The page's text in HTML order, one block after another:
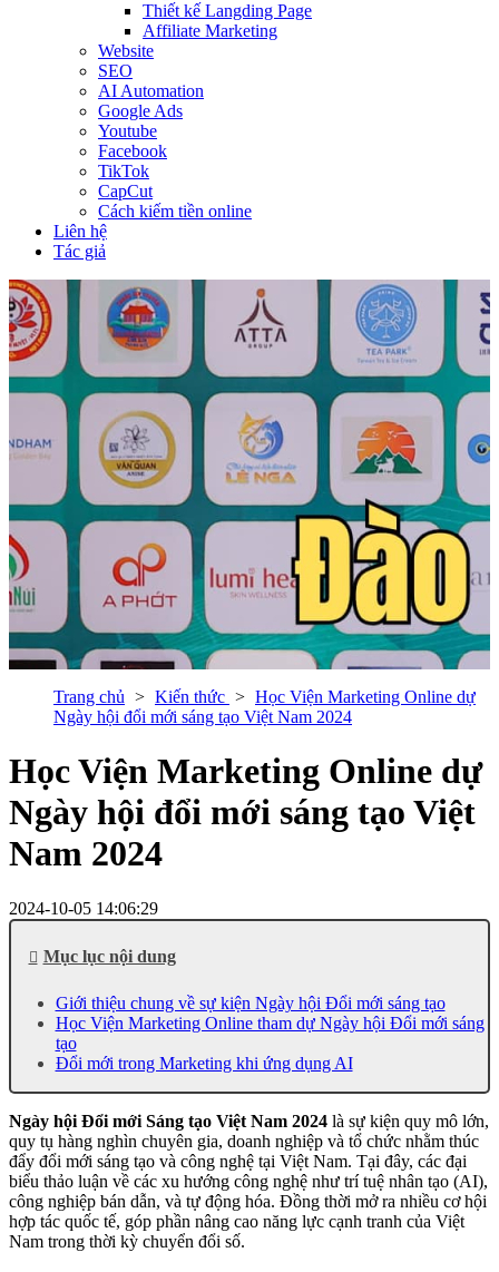
Thiết kế Langding Page
Affiliate Marketing
Website
SEO
AI Automation
Google Ads
Youtube
Facebook
TikTok
CapCut
Cách kiếm tiền online
Liên hệ
Tác giả
Trang chủ Kiến thức
Học Viện Marketing Online dự
Ngày hội đổi mới sáng tạo Việt Nam 2024
Học Viện Marketing Online dự
Ngày hội đổi mới sáng tạo Việt
Nam 2024
2024-10-05 14:06:29
Mục lục nội dung
Giới thiệu chung về sự kiện Ngày hội Đổi mới sáng tạo
Học Viện Marketing Online tham dự Ngày hội Đổi mới sáng
tạo
Đổi mới trong Marketing khi ứng dụng AI
Ngày hội Đổi mới Sáng tạo Việt Nam 2024 là sự kiện quy mô lớn,
quy tụ hàng nghìn chuyên gia, doanh nghiệp và tổ chức nhằm thúc
đẩy đổi mới sáng tạo và công nghệ tại Việt Nam. Tại đây, các đại
biểu thảo luận về các xu hướng công nghệ như trí tuệ nhân tạo (AI),
công nghiệp bán dẫn, và tự động hóa. Đồng thời mở ra nhiều cơ hội
hợp tác quốc tế, góp phần nâng cao năng lực cạnh tranh của Việt
Nam trong thời kỳ chuyển đổi số.